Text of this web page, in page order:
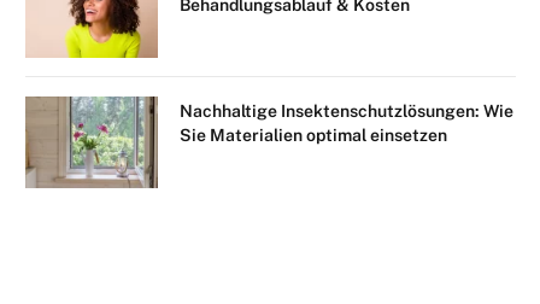
Behandlungsablauf & Kosten
Nachhaltige Insektenschutzlösungen: Wie
Sie Materialien optimal einsetzen